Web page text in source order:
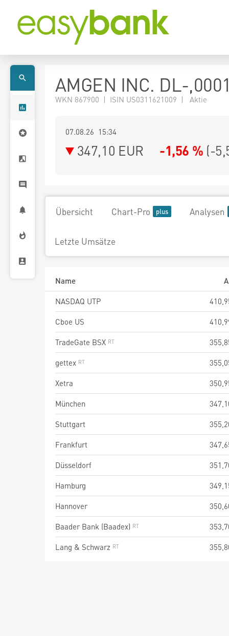
AMGEN INC. DL-
WKN 867900 | ISIN US0311621009 | Aktie
07.08.26 15:34
347,10 EUR -1,56 % (-
Übersicht Chart-Pro Analysen
Letzte Umsätze
Name
NASDAQ UTP
Cboe US
TradeGate BSX
gettex
Xetra
München
Stuttgart
Frankfurt
Düsseldorf
Hamburg
Hannover
Baader Bank (Baadex)
Lang & Schwarz